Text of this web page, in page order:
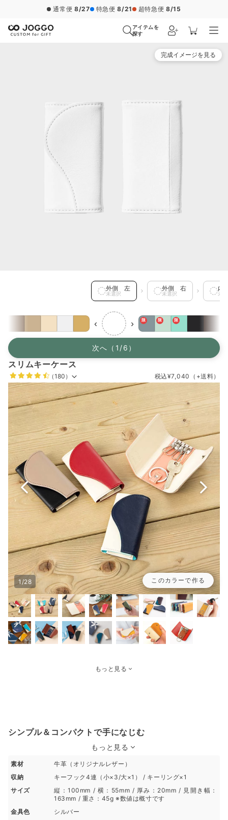
通常便 8/27 特急便 8/21 超特急便 8/15
アイテムを
探す
完成イメージを見る
外側 左
未選択
外側 右
未選択
内
未
限 限 限
‹ ›
スリムキーケース
（180） 税込¥7,040 （+送料）
次へ（1/6）
1/28 このカラーで作る
もっと見る
シンプル＆コンパクトで手になじむ
もっと見る
素材
牛革（オリジナルレザー）
収納
キーフック4連（小×3/大×1） / キーリング×1
サイズ
縦：100mm / 横：55mm / 厚み：20mm / 見開き幅：
163mm / 重さ：45g ※数値は概寸です
金具色
シルバー